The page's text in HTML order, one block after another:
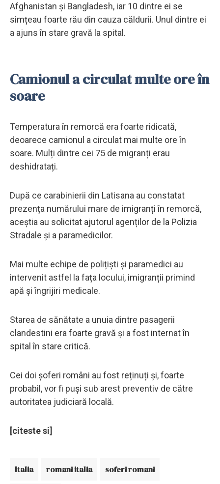
Afghanistan și Bangladesh, iar 10 dintre ei se
simțeau foarte rău din cauza căldurii. Unul dintre ei
a ajuns în stare gravă la spital.
Camionul a circulat multe ore în
soare
Temperatura în remorcă era foarte ridicată,
deoarece camionul a circulat mai multe ore în
soare. Mulți dintre cei 75 de migranți erau
deshidratați.
După ce carabinierii din Latisana au constatat
prezența numărului mare de imigranți în remorcă,
aceștia au solicitat ajutorul agenților de la Polizia
Stradale și a paramedicilor.
Mai multe echipe de polițiști și paramedici au
intervenit astfel la fața locului, imigranții primind
apă și îngrijiri medicale.
Starea de sănătate a unuia dintre pasagerii
clandestini era foarte gravă și a fost internat în
spital în stare critică.
Cei doi șoferi români au fost reținuți și, foarte
probabil, vor fi puși sub arest preventiv de către
autoritatea judiciară locală.
[citeste si]
Italia romani italia soferi romani